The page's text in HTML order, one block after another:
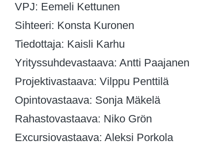
VPJ: Eemeli Kettunen
Sihteeri: Konsta Kuronen
Tiedottaja: Kaisli Karhu
Yrityssuhdevastaava: Antti Paajanen
Projektivastaava: Vilppu Penttilä
Opintovastaava: Sonja Mäkelä
Rahastovastaava: Niko Grön
Excursiovastaava: Aleksi Porkola